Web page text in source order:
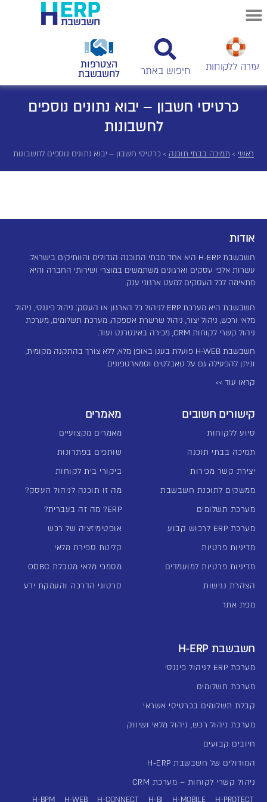
עזרה ללקוחות הצטרפות
לחשבשבת
כרטיסי חשבון – יבוא נתונים נוספים
לחשבונות
ראשי > תמיכה בבתי תוכנה > כרטיסי חשבון – יבוא נתונים נוספים לחשבונות
אודות
חשבשבת H-ERP היא אחד מבתי התוכנה הגדולים והוותיקים בישראל.
עשרות אלפי עסקים וארגונים משתמשים במוצרי ושירותי החברה והיא
מתאימה לכל העסקים למעט ארגוני ענק.
חשבשבת היא מערכת ERP לניהול כל הארגון או העסק: ניהול פיננסי, ניהול
מלאי ורכש, ניהול יצור, ניהול שרשרת אספקה, מערכת תשלומים, מערכת
ניהול קשרי לקוחות CRM, מכירה באינטרנט ועוד.
חשבשבת H-WEB פועלת בענן באופן מלא, ללא צורך בהתקנה מקומית,
וניתן להפעילה גם על טאבלטים וסמארטפונים.
קראו עוד >>
קישורים חשובים
סיוע ללקוחות
תמיכה בבתי תוכנה
יצירת קשר מכירות
ממשקים לתוכנת חשבשבת
מערכת תשלומים
מערכת ERP לרכוש קבוע
מדיניות פרטיות
מדיניות פרטיות למועמדים
הצהרת נגישות
מפת אתר
מאמרים
מאמרים מקצועיים
שותפים בפתרונות
ביקורי בית לקוחות
מה זו תוכנה לניהול העסק?
ERP? מה זה בעברית?
אופטימיזציה של רכש
קליטת ספירת מלאי
מסמכי מלאי מטבלת ODBC
סרטוני הדרכה והעמקת ידע
חשבשבת H-ERP
מערכת ERP לניהול פיננסי
מערכת תשלומים
קבלת תשלומים בכרטיסי אשראי
מערכת ניהול רכש, ניהול מלאי ושיווק
חיובים קבועים
המודולים של חשבשבת H-ERP
ניהול קשרי לקוחות – מערכת CRM
H-PROTECT
H-MOBILE
H-BI
H-CONNECT
H-WEB
H-BPM